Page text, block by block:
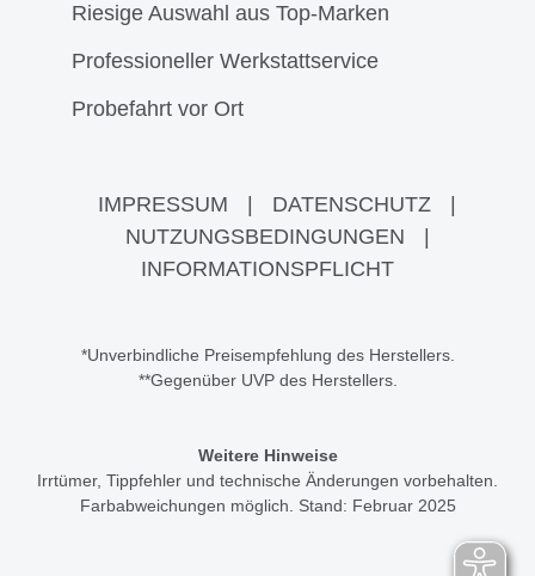
Riesige Auswahl aus Top-Marken
Professioneller Werkstattservice
Probefahrt vor Ort
IMPRESSUM DATENSCHUTZ
NUTZUNGSBEDINGUNGEN
INFORMATIONSPFLICHT
*Unverbindliche Preisempfehlung des Herstellers.
**Gegenüber UVP des Herstellers.
Weitere Hinweise
Irrtümer, Tippfehler und technische Änderungen vorbehalten.
Farbabweichungen möglich. Stand: Februar 2025